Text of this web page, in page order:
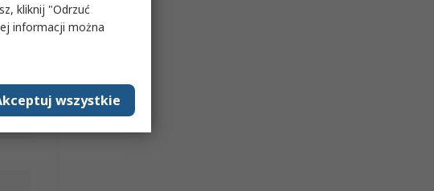
kliknij "Odrzuć
informacji można
wszystkie